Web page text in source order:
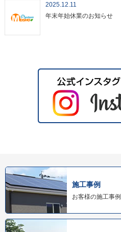
2025.12.11
年末年始休業のお知らせ
施工事例
お客様の施工事